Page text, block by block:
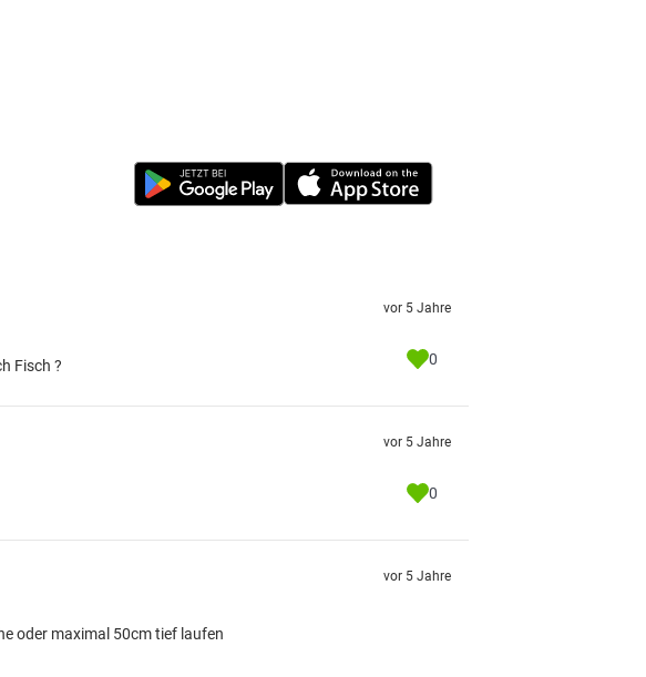
Fisch ?
vor 5 Jahre
0
vor 5 Jahre
0
oder maximal 50cm tief laufen
vor 5 Jahre